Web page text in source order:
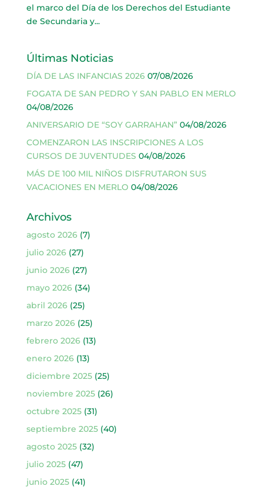
el marco del Día de los Derechos del Estudiante
de Secundaria y...
Últimas Noticias
DÍA DE LAS INFANCIAS 2026 07/08/2026
FOGATA DE SAN PEDRO Y SAN PABLO EN MERLO
04/08/2026
ANIVERSARIO DE “SOY GARRAHAN” 04/08/2026
COMENZARON LAS INSCRIPCIONES A LOS
CURSOS DE JUVENTUDES 04/08/2026
MÁS DE 100 MIL NIÑOS DISFRUTARON SUS
VACACIONES EN MERLO 04/08/2026
Archivos
agosto 2026(7)
julio 2026(27)
junio 2026(27)
mayo 2026(34)
abril 2026(25)
marzo 2026(25)
febrero 2026(13)
enero 2026(13)
diciembre 2025(25)
noviembre 2025(26)
octubre 2025(31)
septiembre 2025(40)
agosto 2025(32)
julio 2025(47)
junio 2025(41)